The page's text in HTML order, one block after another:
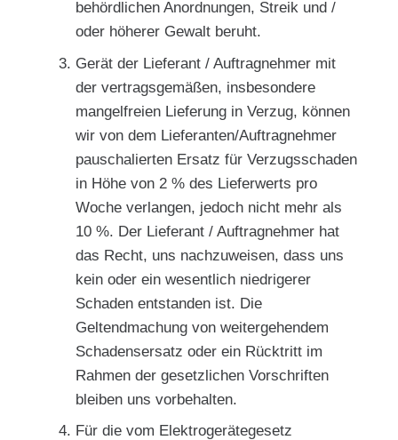
behördlichen Anordnungen, Streik und /
oder höherer Gewalt beruht.
Gerät der Lieferant / Auftragnehmer mit
der vertragsgemäßen, insbesondere
mangelfreien Lieferung in Verzug, können
wir von dem Lieferanten/Auftragnehmer
pauschalierten Ersatz für Verzugsschaden
in Höhe von 2 % des Lieferwerts pro
Woche verlangen, jedoch nicht mehr als
10 %. Der Lieferant / Auftragnehmer hat
das Recht, uns nachzuweisen, dass uns
kein oder ein wesentlich niedrigerer
Schaden entstanden ist. Die
Geltendmachung von weitergehendem
Schadensersatz oder ein Rücktritt im
Rahmen der gesetzlichen Vorschriften
bleiben uns vorbehalten.
Für die vom Elektrogerätegesetz